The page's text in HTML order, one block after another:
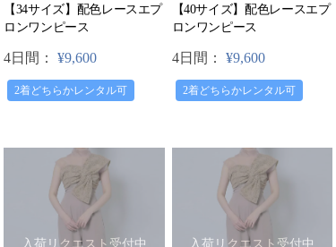
【34サイズ】配色レースエプ
ロンワンピース
4日間： ¥9,600
2着どちらかレンタル可
【40サイズ】配色レースエプ
ロンワンピース
4日間： ¥9,600
2着どちらかレンタル可
入荷リクエスト受付中 入荷リクエスト受付中